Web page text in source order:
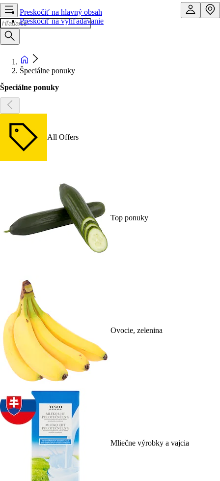
Preskočiť na hlavný obsah
Preskočiť na vyhľadávanie
Špeciálne ponuky
Špeciálne ponuky
All Offers
Top ponuky
Ovocie, zelenina
Mliečne výrobky a vajcia